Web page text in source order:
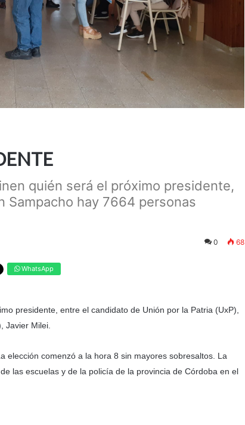
quién será el próximo presidente,
Sampacho hay 7664 personas
0 68
WhatsApp
presidente, entre el candidato de Unión por la Patria (UxP),
Javier Milei.
elección comenzó a la hora 8 sin mayores sobresaltos. La
las escuelas y de la policía de la provincia de Córdoba en el